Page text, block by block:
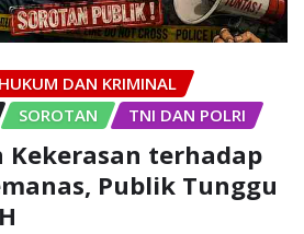
HUKUM DAN KRIMINAL
SOROTAN TNI DAN POLRI
Kekerasan terhadap
Publik Tunggu